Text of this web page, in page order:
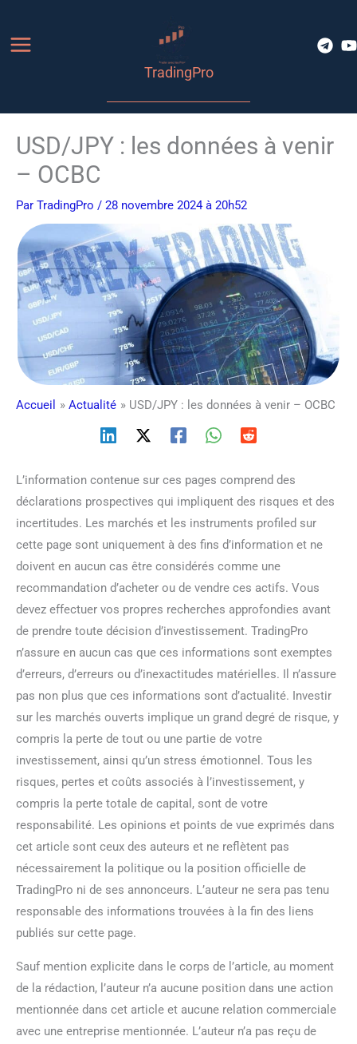
contenu
TradingPro
USD/JPY : les données à venir
– OCBC
Par TradingPro / 28 novembre 2024 à 20h52
Accueil Actualité USD/JPY : les données à venir – OCBC
L’information contenue sur ces pages comprend des
déclarations prospectives qui impliquent des risques et des
incertitudes. Les marchés et les instruments profiled sur
cette page sont uniquement à des fins d’information et ne
doivent en aucun cas être considérés comme une
recommandation d’acheter ou de vendre ces actifs. Vous
devez effectuer vos propres recherches approfondies avant
de prendre toute décision d’investissement. TradingPro
n’assure en aucun cas que ces informations sont exemptes
d’erreurs, d’erreurs ou d’inexactitudes matérielles. Il n’assure
pas non plus que ces informations sont d’actualité. Investir
sur les marchés ouverts implique un grand degré de risque, y
compris la perte de tout ou une partie de votre
investissement, ainsi qu’un stress émotionnel. Tous les
risques, pertes et coûts associés à l’investissement, y
compris la perte totale de capital, sont de votre
responsabilité. Les opinions et points de vue exprimés dans
cet article sont ceux des auteurs et ne reflètent pas
nécessairement la politique ou la position officielle de
TradingPro ni de ses annonceurs. L’auteur ne sera pas tenu
responsable des informations trouvées à la fin des liens
publiés sur cette page.
Sauf mention explicite dans le corps de l’article, au moment
de la rédaction, l’auteur n’a aucune position dans une action
mentionnée dans cet article et aucune relation commerciale
avec une entreprise mentionnée. L’auteur n’a pas reçu de